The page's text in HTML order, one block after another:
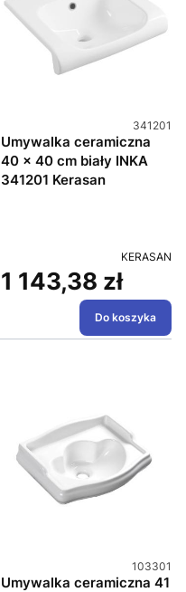
Kod
341201
Umywalka ceramiczna
40 x 40 cm biały INKA
341201 Kerasan
KERASAN
Cena
1 143,38 zł
Do koszyka
Kod
103301
Umywalka ceramiczna 41